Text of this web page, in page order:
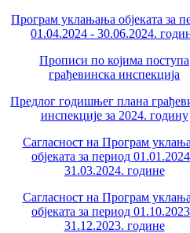
Програм уклањања објеката за
01.04.2024 - 30.06.2024.
Прописи по којима поступа
грађевинска инспекција
Предлог годишњег плана
инспекције за 2024. годину
Сагласност на Програм
објеката за период
31.03.2024. године
Сагласност на Програм
објеката за период
31.12.2023. године